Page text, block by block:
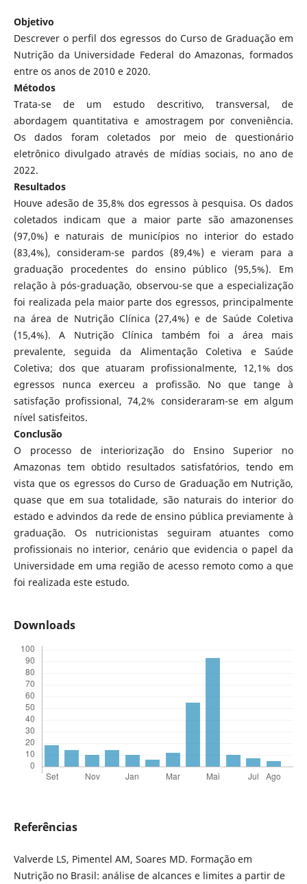
Objetivo
Descrever o perfil dos egressos do Curso de Graduação em
Nutrição da Universidade Federal do Amazonas, formados
entre os anos de 2010 e 2020.
Métodos
Trata-se de um estudo descritivo, transversal, de
abordagem quantitativa e amostragem por conveniência.
Os dados foram coletados por meio de questionário
eletrônico divulgado através de mídias sociais, no ano de
2022.
Resultados
Houve adesão de 35,8% dos egressos à pesquisa. Os dados
coletados indicam que a maior parte são amazonenses
(97,0%) e naturais de municípios no interior do estado
(83,4%), consideram-se pardos (89,4%) e vieram para a
graduação procedentes do ensino público (95,5%). Em
relação à pós-graduação, observou-se que a especialização
foi realizada pela maior parte dos egressos, principalmente
na área de Nutrição Clínica (27,4%) e de Saúde Coletiva
(15,4%). A Nutrição Clínica também foi a área mais
prevalente, seguida da Alimentação Coletiva e Saúde
Coletiva; dos que atuaram profissionalmente, 12,1% dos
egressos nunca exerceu a profissão. No que tange à
satisfação profissional, 74,2% consideraram-se em algum
nível satisfeitos.
Conclusão
O processo de interiorização do Ensino Superior no
Amazonas tem obtido resultados satisfatórios, tendo em
vista que os egressos do Curso de Graduação em Nutrição,
quase que em sua totalidade, são naturais do interior do
estado e advindos da rede de ensino pública previamente à
graduação. Os nutricionistas seguiram atuantes como
profissionais no interior, cenário que evidencia o papel da
Universidade em uma região de acesso remoto como a que
foi realizada este estudo.
Downloads
Referências
Valverde LS, Pimentel AM, Soares MD. Formação em
Nutrição no Brasil: análise de alcances e limites a partir de